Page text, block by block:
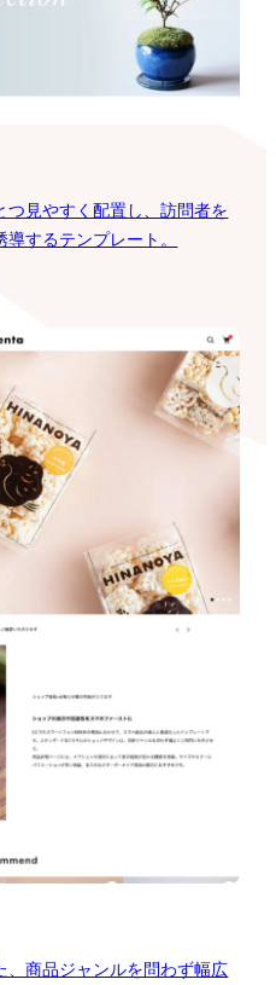
つ見やすく配置し、訪問者を
するテンプレート。
、商品ジャンルを問わず幅広